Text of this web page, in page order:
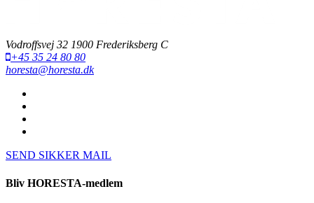
Vodroffsvej 32 1900 Frederiksberg C
+45 35 24 80 80
horesta@horesta.dk
SEND SIKKER MAIL
Bliv HORESTA-medlem